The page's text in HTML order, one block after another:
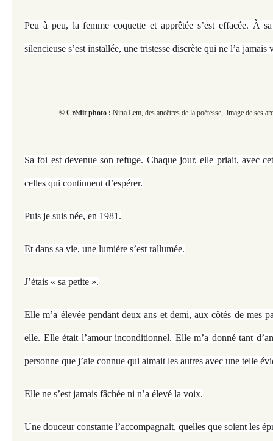
Peu à peu, la femme coquette et apprêtée s’est effacée. À
silencieuse s’est installée, une tristesse discrète qui ne l’a jamais
© Crédit photo : Nina Lem, des ancêtres de la poétesse, image de ses
Sa foi est devenue son refuge. Chaque jour, elle priait, avec
celles qui continuent d’espérer.
Puis je suis née, en 1981.
Et dans sa vie, une lumière s’est rallumée.
J’étais « sa petite ».
Elle m’a élevée pendant deux ans et demi, aux côtés de mes
elle. Elle était l’amour inconditionnel. Elle m’a donné tant
personne que j’aie connue qui aimait les autres avec une telle
Elle ne s’est jamais fâchée ni n’a élevé la voix.
Une douceur constante l’accompagnait, quelles que soient les